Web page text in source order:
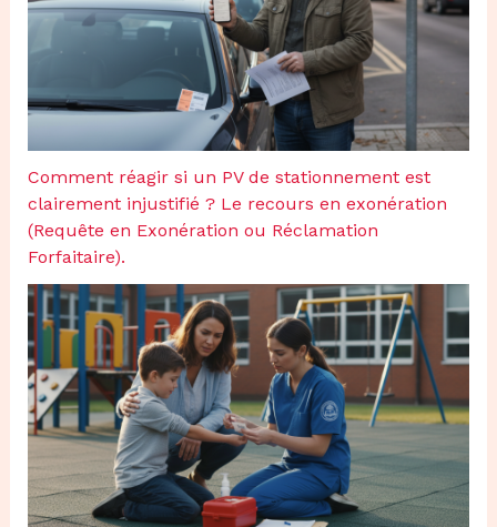
Comment réagir si un PV de stationnement est
clairement injustifié ? Le recours en exonération
(Requête en Exonération ou Réclamation
Forfaitaire).